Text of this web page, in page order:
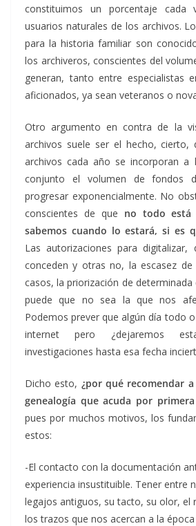
constituimos un porcentaje
usuarios naturales de los archivos.
para la historia familiar son
los archiveros, conscientes del
generan, tanto entre especialistas
aficionados, ya sean veteranos o
Otro argumento en contra de la
archivos suele ser el hecho, cierto,
archivos cada año se incorporan
conjunto el volumen de fondos
progresar exponencialmente. No
conscientes de que no todo
sabemos cuando lo estará, si es
Las autorizaciones para digitalizar,
conceden y otras no, la escasez
casos, la priorización de
puede que no sea la que nos
Podemos prever que algún día todo
internet pero ¿dejaremos
investigaciones hasta esa fecha
Dicho esto, ¿por qué recomendar
genealogía que acuda por
pues por muchos motivos, los
estos:
-El contacto con la documentación
experiencia insustituible. Tener entre
legajos antiguos, su tacto, su olor, el
los trazos que nos acercan a la